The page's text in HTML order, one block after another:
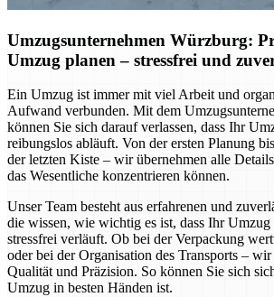
Umzugsunternehmen Würzburg:
Umzug planen – stressfrei und
Ein Umzug ist immer mit viel Arbeit und
Aufwand verbunden. Mit dem
können Sie sich darauf verlassen, dass Ihr
reibungslos abläuft. Von der ersten Planung
der letzten Kiste – wir übernehmen alle
das Wesentliche konzentrieren können.
Unser Team besteht aus erfahrenen und
die wissen, wie wichtig es ist, dass Ihr
stressfrei verläuft. Ob bei der Verpackung
oder bei der Organisation des Transports –
Qualität und Präzision. So können Sie sich
Umzug in besten Händen ist.